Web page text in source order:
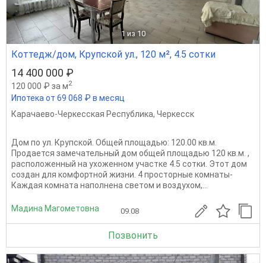
1 из 10
Коттедж/дом, Крупской ул., 120 м², 4.5 сотки
14 400 000 ₽
120 000 ₽ за м2
Ипотека от 69 068 ₽ в месяц
Карачаево-Черкесская Республика, Черкесск
Дом по ул. Крупской. Общей площадью: 120.00 кв.м.
Продается замечательный дом общей площадью 120 кв.м. ,
расположенный на ухоженном участке 4.5 сотки. Этот дом
создан для комфортной жизни. 4 просторные комнаты-
Каждая комната наполнена светом и воздухом,...
Мадина Магометовна 09.08
Позвонить